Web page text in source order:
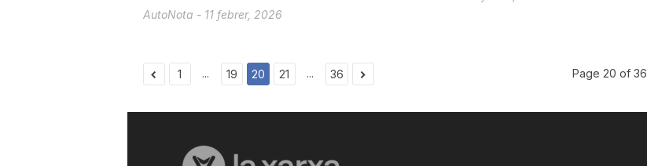
AutoNota - 11 febrer, 2026
1 ... 19 20 21 ... 36 Page 20 of 36